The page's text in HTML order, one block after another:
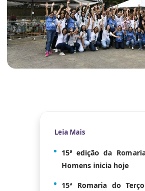
Leia Mais
15ª edição da
Homens inicia hoje
15ª Romaria do